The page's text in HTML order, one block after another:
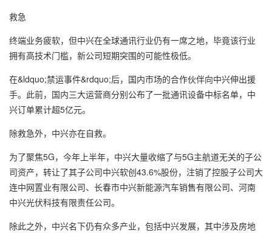
救急
终端业务疲软，但中兴在全球通讯行业仍有一席之地，毕竟该行业
拥有高技术门槛，新公司短期突围的可能性极低。
在&ldquo;禁运事件&rdquo;后，国内市场的合作伙伴向中兴伸出援
手。此前，国内三大运营商分别公布了一批通讯设备中标名单，中
兴订单累计超5亿元。
除救急外，中兴亦在自救。
为了聚焦5G，今年上半年，中兴大量收缩了与5G主航道无关的子公
司资产，转让了其子公司中兴软创43.6%股份，注销了控股子公司大
连中网置业有限公司、长春市中兴新能源汽车销售有限公司、河南
中兴光伏科技有限责任公司。
除此之外，中兴名下仍有众多产业，包括中兴发展，其中涉及房地